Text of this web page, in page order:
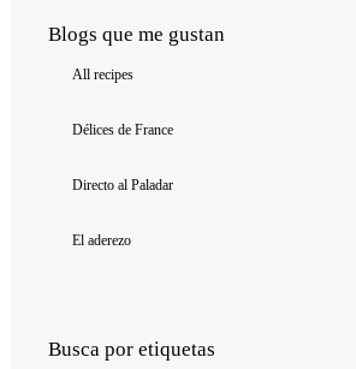
Blogs que me gustan
All recipes
Délices de France
Directo al Paladar
El aderezo
Busca por etiquetas